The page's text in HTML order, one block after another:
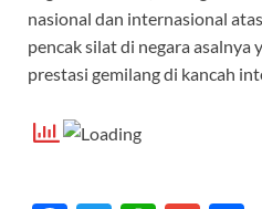
nasional dan internasional
pencak silat di negara asalnya
prestasi gemilang di kancah